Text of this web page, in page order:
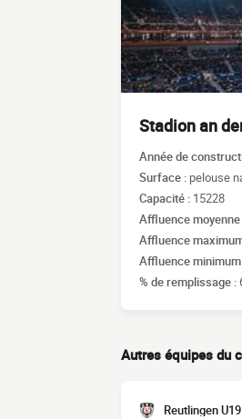
Stadion an
Année de
Surface : pelouse
Capacité : 15228
Affluence moyenne
Affluence
Affluence
% de remplissage :
Autres équipes du
Reutlingen U19